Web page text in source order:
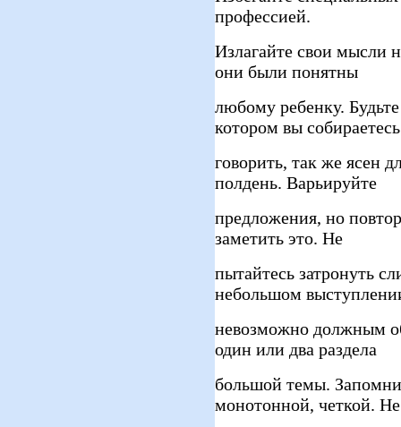
профессией.
Излагайте свои мысли
они были понятны
любому ребенку.
котором вы собираетесь
говорить, так же ясен
полдень. Варьируйте
предложения, но
заметить это. Не
пытайтесь затронуть
небольшом
невозможно должным
один или два раздела
большой темы.
монотонной, четкой. Не